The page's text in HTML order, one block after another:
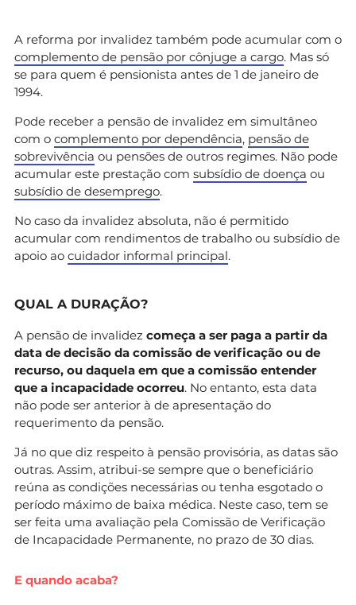
A reforma por invalidez também pode acumular com o
complemento de pensão por cônjuge a cargo. Mas só
se para quem é pensionista antes de 1 de janeiro de
1994.
Pode receber a pensão de invalidez em simultâneo
com o complemento por dependência, pensão de
sobrevivência ou pensões de outros regimes. Não pode
acumular este prestação com subsídio de doença ou
subsídio de desemprego.
No caso da invalidez absoluta, não é permitido
acumular com rendimentos de trabalho ou subsídio de
apoio ao cuidador informal principal.
QUAL A DURAÇÃO?
A pensão de invalidez começa a ser paga a partir da
data de decisão da comissão de verificação ou de
recurso, ou daquela em que a comissão entender
que a incapacidade ocorreu. No entanto, esta data
não pode ser anterior à de apresentação do
requerimento da pensão.
Já no que diz respeito à pensão provisória, as datas são
outras. Assim, atribui-se sempre que o beneficiário
reúna as condições necessárias ou tenha esgotado o
período máximo de baixa médica. Neste caso, tem se
ser feita uma avaliação pela Comissão de Verificação
de Incapacidade Permanente, no prazo de 30 dias.
E quando acaba?